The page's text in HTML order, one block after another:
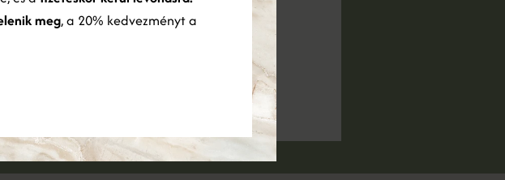
le időpontodat
meg, a 20% kedvezményt a